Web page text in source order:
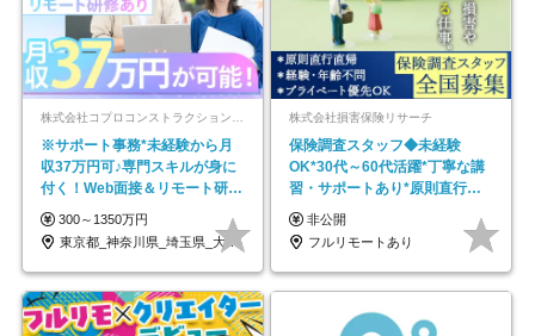
※サポート事務*未経験から月
収37万円可♪専門スキルが身に
付く！Web面接＆リモート研修
も充実♪/a
300～1350万円
東京都_神奈川県_埼玉県_大阪府_愛知県…
株式会社損害保険リサーチ
保険調査スタッフ◆未経験
OK*30代～60代活躍*丁寧な講
習・サポートあり*原則直行直
帰／全国募集・業務委託
非公開
フルリモートあり